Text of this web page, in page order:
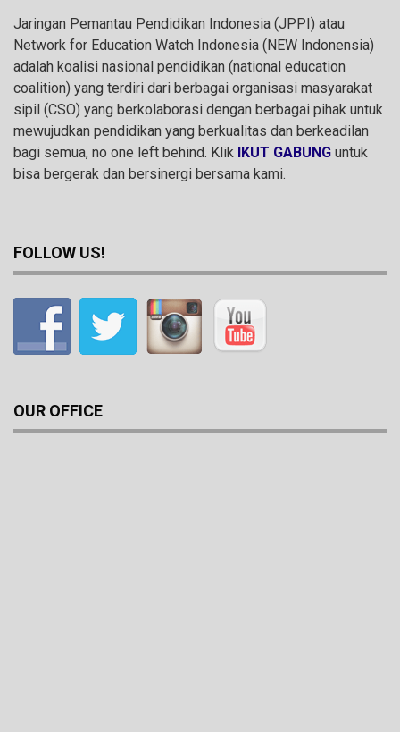
Jaringan Pemantau Pendidikan Indonesia (JPPI) atau
Network for Education Watch Indonesia (NEW Indonensia)
adalah koalisi nasional pendidikan (national education
coalition) yang terdiri dari berbagai organisasi masyarakat
sipil (CSO) yang berkolaborasi dengan berbagai pihak untuk
mewujudkan pendidikan yang berkualitas dan berkeadilan
bagi semua, no one left behind. Klik IKUT GABUNG untuk
bisa bergerak dan bersinergi bersama kami.
FOLLOW US!
OUR OFFICE